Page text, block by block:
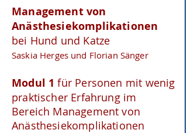
Management von
Anästhesiekomplikationen
bei Hund und Katze
Saskia Herges und Florian Sänger
Modul 1für Personen mit wenig
praktischer Erfahrung im
Bereich Management von
Anästhesiekomplikationen